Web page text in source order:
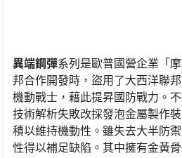
異端鋼彈系列是歐普國營企業「
邦合作開發時，盜用了大西洋聯
機動戰士，藉此提昇國防戰力。不
技術解析失敗改採發泡金屬製作
積以維持機動性。雖失去大半防
性得以補足缺陷。其中擁有金黃